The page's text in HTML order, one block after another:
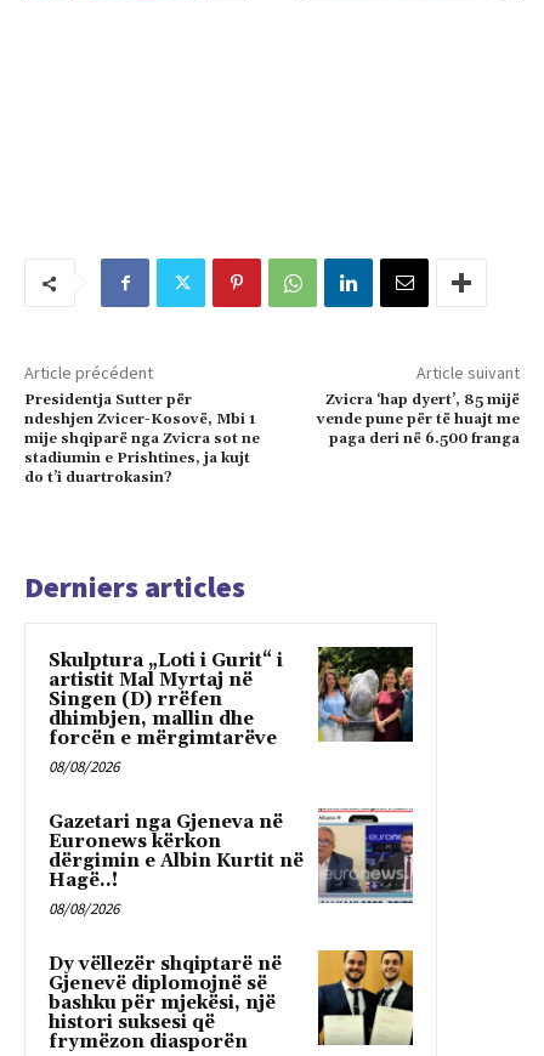
Article précédent
Presidentja Sutter për
ndeshjen Zvicer-Kosovë, Mbi 1
mije shqiparë nga Zvicra sot ne
stadiumin e Prishtines, ja kujt
do t’i duartrokasin?
Article suivant
Zvicra ‘hap dyert’, 85 mijë
vende pune për të huajt me
paga deri në 6.500 franga
Derniers articles
Skulptura „Loti i Gurit“ i
artistit Mal Myrtaj në
Singen (D) rrëfen
dhimbjen, mallin dhe
forcën e mërgimtarëve
08/08/2026
Gazetari nga Gjeneva në
Euronews kërkon
dërgimin e Albin Kurtit në
Hagë..!
08/08/2026
Dy vëllezër shqiptarë në
Gjenevë diplomojnë së
bashku për mjekësi, një
histori suksesi që
frymëzon diasporën